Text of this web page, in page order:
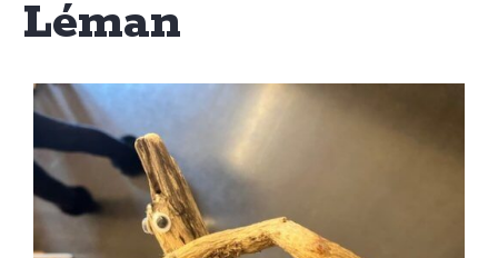
Léman